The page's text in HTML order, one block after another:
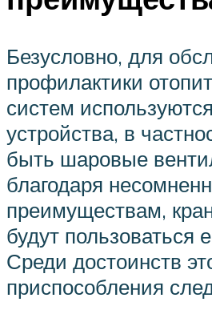
Безусловно, для
профилактики
систем
устройства, в
быть шаровые
благодаря
преимуществам,
будут пользоваться
Среди достоинств
приспособления